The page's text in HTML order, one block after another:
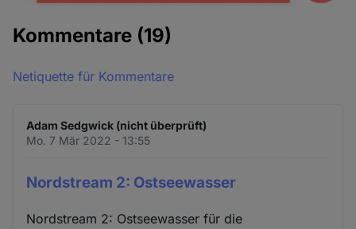
Kommentare (19)
Netiquette für Kommentare
Adam Sedgwick (nicht überprüft)
Mo. 7 Mär 2022 - 13:55
Nordstream 2: Ostseewasser
Nordstream 2: Ostseewasser für die